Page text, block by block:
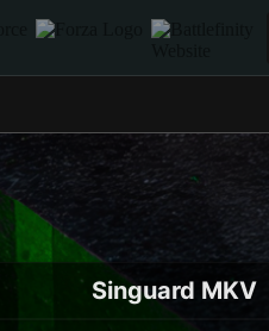
Singuard MKV